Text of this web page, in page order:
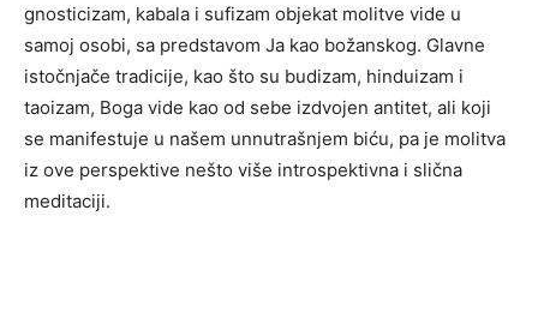
gnosticizam, kabala i sufizam objekat molitve vide u
samoj osobi, sa predstavom Ja kao božanskog. Glavne
istočnjače tradicije, kao što su budizam, hinduizam i
taoizam, Boga vide kao od sebe izdvojen antitet, ali koji
se manifestuje u našem unnutrašnjem biću, pa je molitva
iz ove perspektive nešto više introspektivna i slična
meditaciji.